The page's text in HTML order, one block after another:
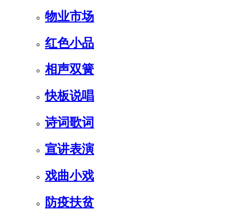
物业市场
红色小品
相声双簧
快板说唱
诗词歌词
宣讲表演
戏曲小戏
防疫扶贫